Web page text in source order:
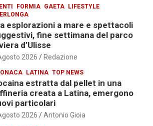
FORMIA GAETA LIFESTYLE
esplorazioni a mare e spettacoli
fine settimana del parco
d’Ulisse
2026 Redazione
LATINA TOP NEWS
estratta dal pellet in una
creata a Latina, emergono
particolari
2026 Antonio Gioia